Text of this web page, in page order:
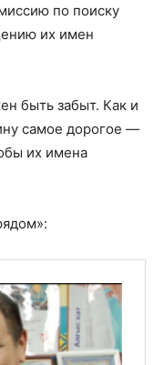
по поиску
их имен
быть забыт. Как и
самое дорогое —
их имена